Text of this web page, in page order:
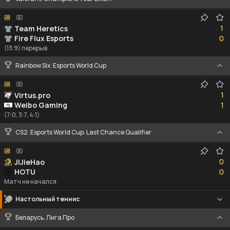
Team Heretics
Fire Flux Esports
1
10
0
(13:9) перерыв
Rainbow Six. Esports World Cup
Virtus.pro
Weibo Gaming
1
11
1
(7:0, 3:7, 4:1)
CS2. Esports World Cup: Last Chance Qualifier
JIJieHao
HOTU
0
0
0
0
Матч не начался
Настольный теннис
Беларусь. Лига Про